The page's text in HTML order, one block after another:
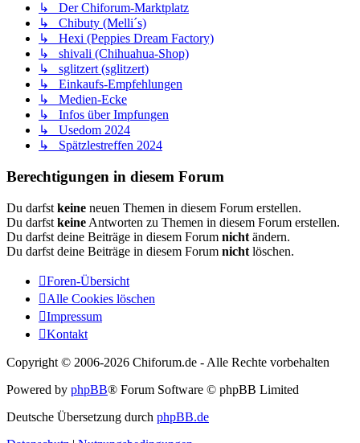
↳ Der Chiforum-Marktplatz
↳ Chibuty (Melli´s)
↳ Hexi (Peppies Dream Factory)
↳ shivali (Chihuahua-Shop)
↳ sglitzert (sglitzert)
↳ Einkaufs-Empfehlungen
↳ Medien-Ecke
↳ Infos über Impfungen
↳ Usedom 2024
↳ Spätzlestreffen 2024
Berechtigungen in diesem Forum
Du darfst keine neuen Themen in diesem Forum erstellen.
Du darfst keine Antworten zu Themen in diesem Forum erstellen.
Du darfst deine Beiträge in diesem Forum nicht ändern.
Du darfst deine Beiträge in diesem Forum nicht löschen.
Foren-Übersicht
Alle Cookies löschen
Impressum
Kontakt
Copyright © 2006-2026 Chiforum.de - Alle Rechte vorbehalten
Powered by phpBB® Forum Software © phpBB Limited
Deutsche Übersetzung durch phpBB.de